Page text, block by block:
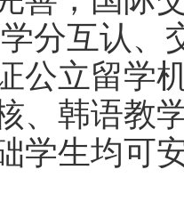
分互认、
公立留学
、韩语教
学生均可